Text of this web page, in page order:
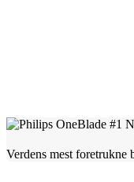
Verdens mest foretrukne